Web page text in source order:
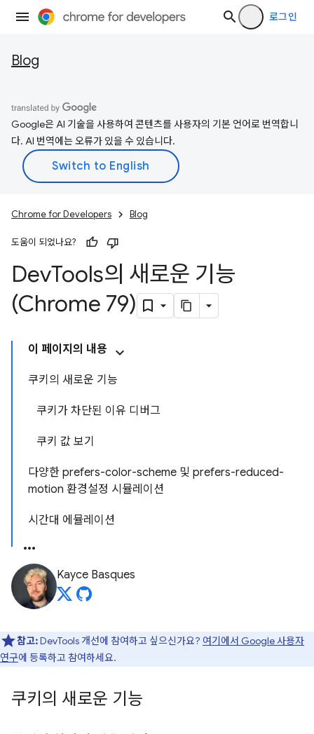
로그인
Blog
Google은 AI 기술을 사용하여 콘텐츠를 사용자의 기본 언어로 번역합니
다. AI 번역에는 오류가 있을 수 있습니다.
Chrome for Developers Blog
도움이 되었나요?
DevTools의 새로운 기능
(Chrome 79)
이 페이지의 내용
쿠키의 새로운 기능
쿠키가 차단된 이유 디버그
쿠키 값 보기
다양한 prefers-color-scheme 및 prefers-reduced-
motion 환경설정 시뮬레이션
시간대 에뮬레이션
Kayce Basques
참고:DevTools 개선에 참여하고 싶으신가요? 여기에서 Google 사용자
연구에 등록하고 참여하세요.
쿠키의 새로운 기능